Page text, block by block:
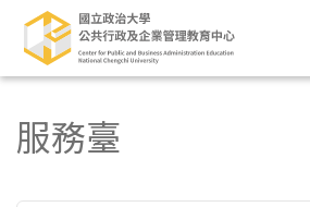
服務臺